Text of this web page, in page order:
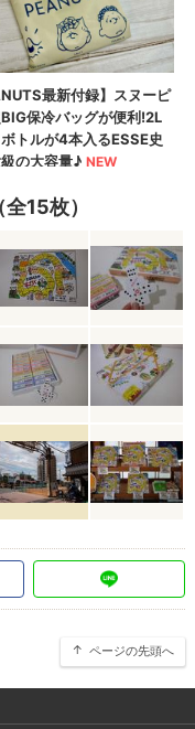
15枚）
ページの先頭へ